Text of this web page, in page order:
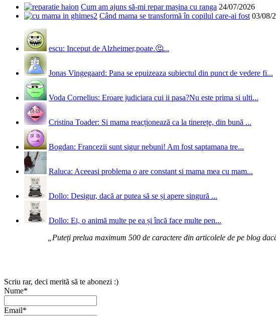
Cum am ajuns să-mi repar mașina cu ranga 24/07/2026
Când mama se transformă în copilul care-ai fost 03/08/
escu: Inceput de Alzheimer,poate.🤔...
Jonas Vingegaard: Pana se epuizeaza subiectul din punct de vedere fi...
Voda Cornelius: Eroare judiciara cui ii pasa?Nu este prima si ulti...
Cristina Toader: Si mama reacționează ca la tinerețe, din bună ...
Bogdan: Francezii sunt sigur nebuni! Am fost saptamana tre...
Raluca: Aceeasi problema o are constant si mama mea cu mam...
Dollo: Desigur, dacă ar putea să se și apere singură ...
Dollo: Ei, o animă multe pe ea și încă face multe pen...
„Puteți prelua maximum 500 de caractere din articolele de pe blog
Scriu rar, deci merită să te abonezi :)
Nume*
Email*